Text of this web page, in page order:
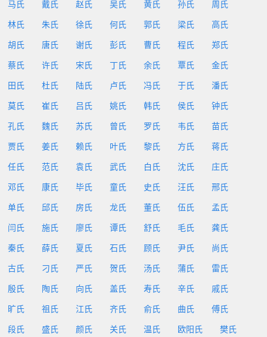
马氏 戴氏 赵氏 吴氏 黄氏 孙氏 周氏
林氏 朱氏 徐氏 何氏 郭氏 梁氏 高氏
胡氏 唐氏 谢氏 彭氏 曹氏 程氏 郑氏
蔡氏 许氏 宋氏 丁氏 余氏 覃氏 金氏
田氏 杜氏 陆氏 卢氏 冯氏 于氏 潘氏
莫氏 崔氏 吕氏 姚氏 韩氏 侯氏 钟氏
孔氏 魏氏 苏氏 曾氏 罗氏 韦氏 苗氏
贾氏 姜氏 赖氏 叶氏 黎氏 方氏 蒋氏
任氏 范氏 袁氏 武氏 白氏 沈氏 庄氏
邓氏 康氏 毕氏 童氏 史氏 汪氏 邢氏
单氏 邱氏 房氏 龙氏 董氏 伍氏 孟氏
闫氏 施氏 廖氏 谭氏 舒氏 毛氏 龚氏
秦氏 薛氏 夏氏 石氏 顾氏 尹氏 尚氏
古氏 刁氏 严氏 贺氏 汤氏 蒲氏 雷氏
殷氏 陶氏 向氏 盖氏 寿氏 辛氏 戚氏
旷氏 祖氏 江氏 齐氏 俞氏 曲氏 傅氏
段氏 盛氏 颜氏 关氏 温氏 欧阳氏 樊氏